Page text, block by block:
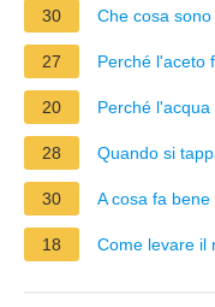
30 Che cosa
27 Perché l'aceto
20 Perché
28 Quando si
30 A cosa fa
18 Come levare il